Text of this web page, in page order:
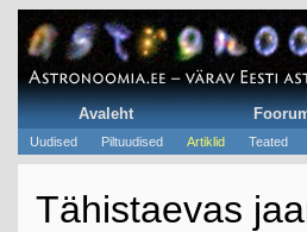
Avaleht
Uudised Piltuudised Artiklid Teated
Tähistaevas